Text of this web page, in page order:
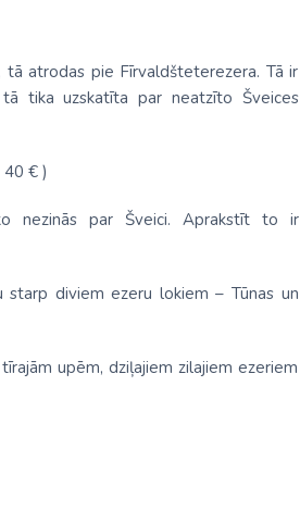
tā atrodas pie Fīrvaldšteterezera. Tā ir
tika uzskatīta par neatzīto Šveices
40 € )
nezinās par Šveici. Aprakstīt to ir
starp diviem ezeru lokiem – Tūnas un
upēm, dziļajiem zilajiem ezeriem